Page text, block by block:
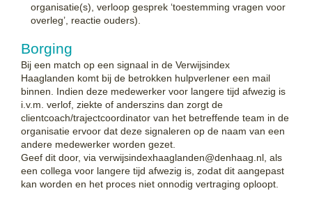
organisatie(s), verloop gesprek ‘toestemming vragen voor
overleg’, reactie ouders).
Borging
Bij een match op een signaal in de Verwijsindex
Haaglanden komt bij de betrokken hulpverlener een mail
binnen. Indien deze medewerker voor langere tijd afwezig is
i.v.m. verlof, ziekte of anderszins dan zorgt de
clientcoach/trajectcoordinator van het betreffende team in de
organisatie ervoor dat deze signaleren op de naam van een
andere medewerker worden gezet.
Geef dit door, via verwijsindexhaaglanden@denhaag.nl, als
een collega voor langere tijd afwezig is, zodat dit aangepast
kan worden en het proces niet onnodig vertraging oploopt.